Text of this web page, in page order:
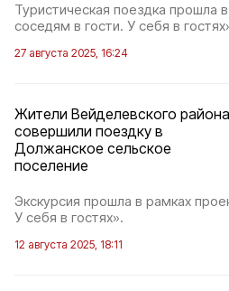
Туристическая поездка прошла
соседям в гости. У себя в
27 августа 2025, 16:24
Жители Вейделевского района
совершили поездку в
Должанское сельское
поселение
Экскурсия прошла в рамках
У себя в гостях».
12 августа 2025, 18:11